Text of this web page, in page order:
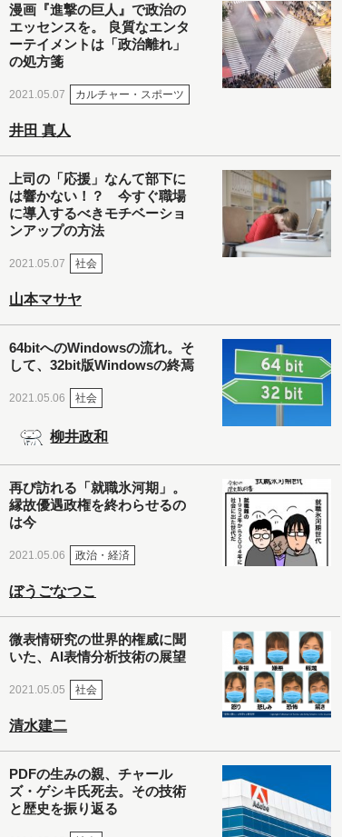
漫画『進撃の巨人』で政治の
エッセンスを。 良質なエンタ
ーテイメントは「政治離れ」
の処方箋
2021.05.07 カルチャー・スポーツ
井田 真人
上司の「応援」なんて部下に
は響かない！？ 今すぐ職場
に導入するべきモチベーショ
ンアップの方法
2021.05.07 社会
山本マサヤ
64bitへのWindowsの流れ。そ
して、32bit版Windowsの終焉
2021.05.06 社会
柳井政和
再び訪れる「就職氷河期」。
縁故優遇政権を終わらせるの
は今
2021.05.06 政治・経済
ぼうごなつこ
微表情研究の世界的権威に聞
いた、AI表情分析技術の展望
2021.05.05 社会
清水建二
PDFの生みの親、チャール
ズ・ゲシキ氏死去。その技術
と歴史を振り返る